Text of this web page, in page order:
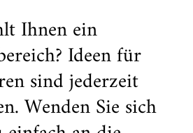
Ihnen ein
Ideen für
sind jederzeit
Wenden Sie sich